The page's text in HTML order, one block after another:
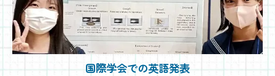
国際学会での英語発表